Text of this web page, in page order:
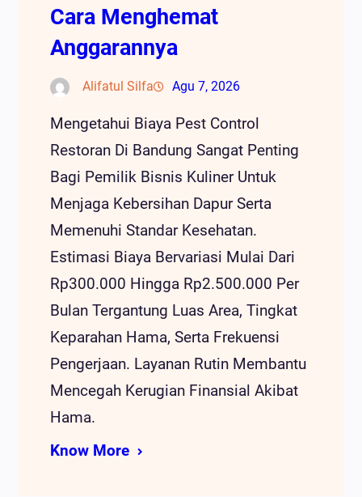
Cara Menghemat
Anggarannya
Alifatul Silfa Agu 7, 2026
Mengetahui Biaya Pest Control
Restoran Di Bandung Sangat Penting
Bagi Pemilik Bisnis Kuliner Untuk
Menjaga Kebersihan Dapur Serta
Memenuhi Standar Kesehatan.
Estimasi Biaya Bervariasi Mulai Dari
Rp300.000 Hingga Rp2.500.000 Per
Bulan Tergantung Luas Area, Tingkat
Keparahan Hama, Serta Frekuensi
Pengerjaan. Layanan Rutin Membantu
Mencegah Kerugian Finansial Akibat
Hama.
Know More